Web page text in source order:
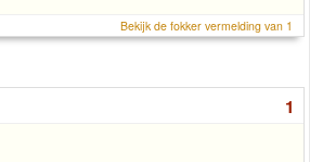
Bekijk de fokker vermelding van 1
1